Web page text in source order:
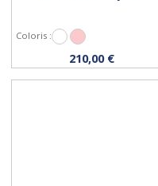
Personnaliser
Coloris :
210,00 €